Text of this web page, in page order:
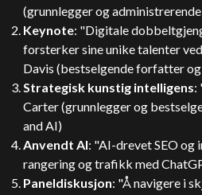
(grunnlegger og
Keynote: "Digitale
forsterker sine unike talenter
Davis (bestselgende forfatter
Strategisk kunstig intelligens:
Carter (grunnlegger og
and AI)
Anvendt AI: "AI-drevet SEO
rangering og trafikk med
Paneldiskusjon: "Å navigere i